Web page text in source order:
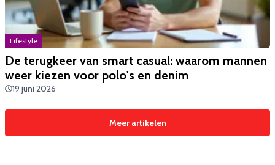
Lifestyle
De terugkeer van smart casual: waarom mannen
weer kiezen voor polo's en denim
19 juni 2026
Meer artikelen